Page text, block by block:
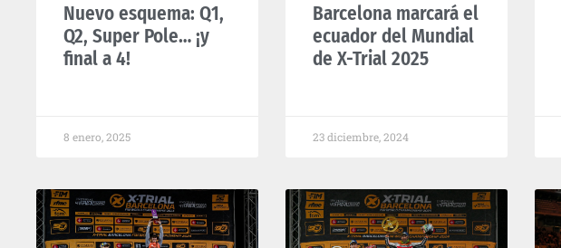
Nuevo esquema: Q1,
Q2, Super Pole… ¡y
final a 4!
8 enero, 2025
Barcelona marcará el
ecuador del Mundial
de X-Trial 2025
23 diciembre, 2024